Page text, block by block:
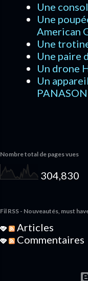
Une
Une
American
Une
Une paire
Un drone
Un
Nombre total de pages vues
304,830
Fil RSS - Nouveautés, must
Articles
Commentaires